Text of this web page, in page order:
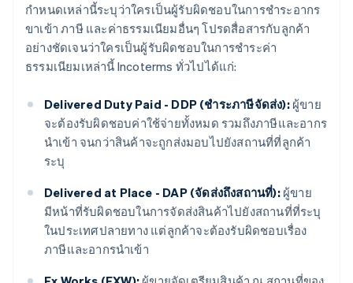
กําหนดเหล่านี้ระบุว่าใครเป็นผู้รับผิดชอบในการชําระอากร
ขาเข้า ภาษี และค่าธรรมเนียมอื่นๆ โปรดสื่อสารกับลูกค้า
อย่างชัดเจนว่าใครเป็นผู้รับผิดชอบในการชําระค่า
ธรรมเนียมเหล่านี้ Incoterms ทั่วไปได้แก่:
Delivered Duty Paid - DDP (ชำระภาษีจัดส่ง):ผู้ขาย
จะต้องรับผิดชอบค่าใช้จ่ายทั้งหมด รวมถึงภาษีและอากร
นำเข้า จนกว่าสินค้าจะถูกส่งมอบไปยังสถานที่ที่ลูกค้า
ระบุ
Delivered at Place - DAP (จัดส่งถึงสถานที่):ผู้ขาย
มีหน้าที่รับผิดชอบในการจัดส่งสินค้าไปยังสถานที่ที่ระบุ
ในประเทศปลายทาง แต่ลูกค้าจะต้องรับผิดชอบเรื่อง
ภาษีและอากรนำเข้า